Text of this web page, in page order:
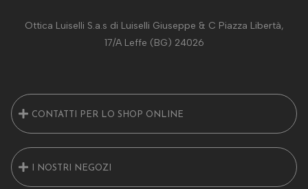
Ottica Luiselli S.a.s di Luiselli Giuseppe & C Piazza Libertà,
17/A Leffe (BG) 24026
CONTATTI PER LO SHOP ONLINE
I NOSTRI NEGOZI